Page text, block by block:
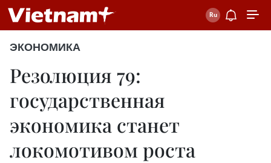
ЭКОНОМИКА
Резолюция 79:
государственная
экономика станет
локомотивом роста